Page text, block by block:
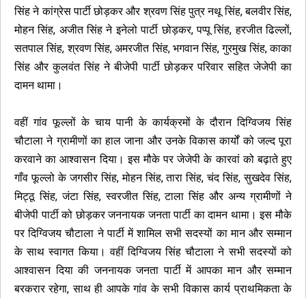
सिंह ने कांग्रेस पार्टी छोड़कर और श्रवण सिंह पुत्र नथू सिंह, बलवीर सिंह,
मोहन सिंह, अजीत सिंह ने इनेलो पार्टी छोड़कर, पप्पू सिंह, हरजीत ढिल्लों,
सतपाल सिंह, श्रवण सिंह, अमरजीत सिंह, भगवान सिंह, गुरमुख सिंह, काका
सिंह और कुलवंत सिंह ने बीजेपी पार्टी छोड़कर परिवार सहित जेजेपी का
दामन थामा।
वहीं गांव फूल्लों के चाय पानी के कार्यक्रमों के दौरान दिग्विजय सिंह
चौटाला ने ग्रामीणों का हाल जाना और उनके विकास कार्यों को जल्द पूरा
करवाने का आश्वासन दिया। इस मौके पर जेजेपी के कारवां को बढ़ाते हुए
गाँव फूल्लो के जगसीर सिंह, मोहन सिंह, तारा सिंह, चंद सिंह, सुखदेव सिंह,
मिट्ठू सिंह, जंटा सिंह, स्वरजीत सिंह, टाला सिंह और अन्य ग्रामीणों ने
बीजेपी पार्टी को छोड़कर जननायक जनता पार्टी का दामन थामा। इस मौके
पर दिग्विजय चौटाला ने पार्टी में शामिल सभी सदस्यों का मान और सम्मान
के साथ स्वागत किया। वहीं दिग्विजय सिंह चौटाला ने सभी सदस्यों को
आश्वासन दिया की जननायक जनता पार्टी में आपका मान और सम्मान
बरकरार रहेगा, साथ ही आपके गांव के सभी विकास कार्य प्राथमिकता के